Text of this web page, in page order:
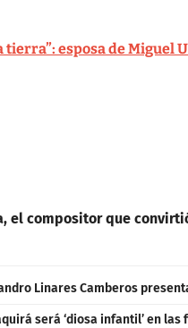
tierra”: esposa de
el compositor que
Linares Camberos
será ‘diosa infantil’ en